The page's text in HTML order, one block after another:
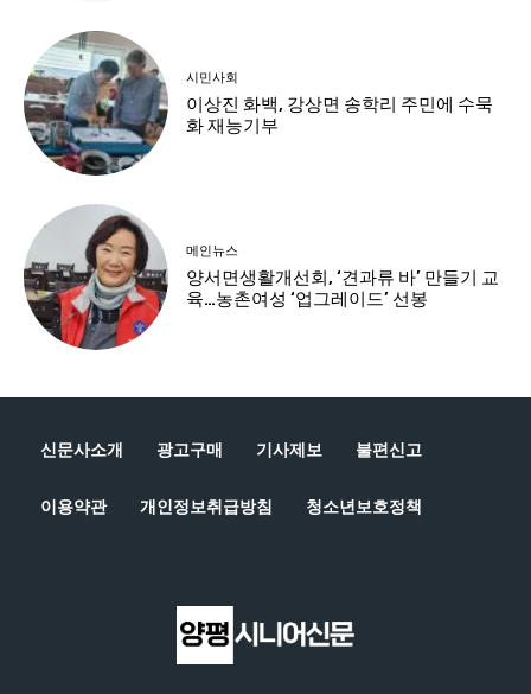
신문사소개 광고구매 기사제보 불편신고
이용약관 개인정보취급방침 청소년보호정책